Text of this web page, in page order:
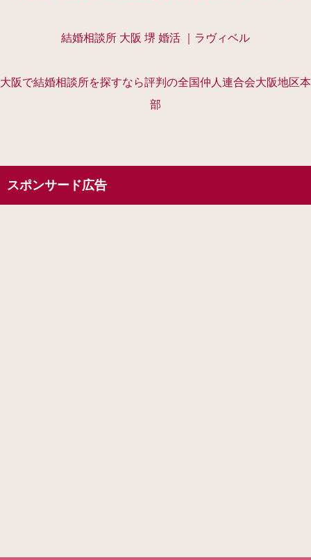
結婚相談所 大阪 堺 婚活 ｜ラヴィベル
大阪で結婚相談所を探すなら評判の全国仲人連合会大阪地区本
部
スポンサード広告